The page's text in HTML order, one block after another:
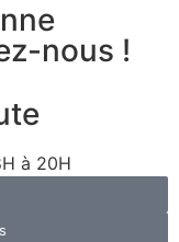
nous !
à 20H